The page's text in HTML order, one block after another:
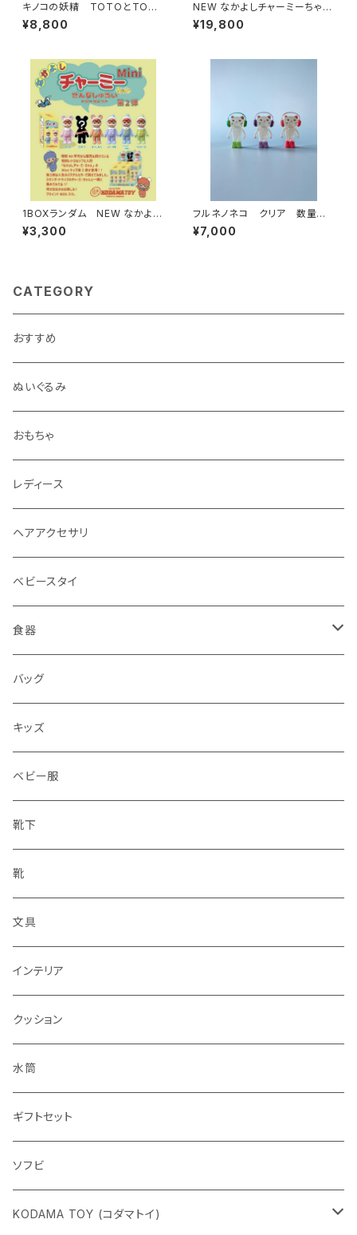
キノコの妖精 TOTOとTOM
OSHI
¥8,800
NEW なかよしチャーミーちゃん
Mini第2弾（全5色＋シークレッ
ト）（ソフビ人形 フィギュア）
¥19,800
1BOXランダム NEW なかよし
チャーミーちゃんMini第2弾
¥3,300
フルネノネコ クリア 数量限
定
¥7,000
CATEGORY
おすすめ
ぬいぐるみ
おもちゃ
レディース
ヘアアクセサリ
ベビースタイ
食器
水筒
水筒
バッグ
キッズ
ベビー服
靴下
靴
文具
インテリア
クッション
水筒
ギフトセット
ソフビ
KODAMA TOY (コダマトイ)